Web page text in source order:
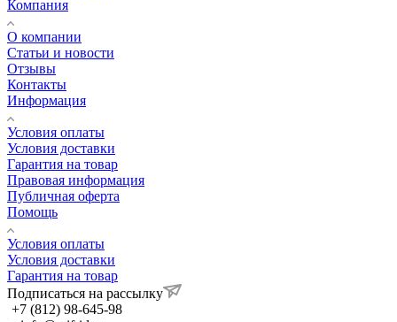
Компания
О компании
Статьи и новости
Отзывы
Контакты
Информация
Условия оплаты
Условия доставки
Гарантия на товар
Правовая информация
Публичная оферта
Помощь
Условия оплаты
Условия доставки
Гарантия на товар
Подписаться на рассылку
+7 (812) 98-645-98